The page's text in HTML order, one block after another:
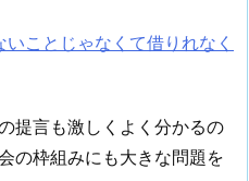
ことじゃなくて借りれなく
提言も激しくよく分かるの
の枠組みにも大きな問題を